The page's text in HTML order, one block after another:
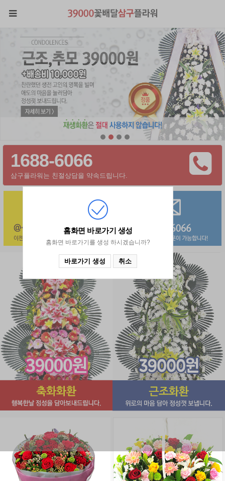
1688-6066
삼구플라워는 친절상담을 약속드립니다.
홈화면 바로가기 생성
홈화면 바로가기를 생성 하시겠습니까?
바로가기 생성 취소